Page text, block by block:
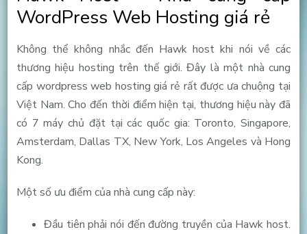
WordPress Web Hosting giá rẻ
Không thể không nhắc đến Hawk host khi nói về các
thương hiệu hosting trên thế giới. Đây là một nhà cung
cấp wordpress web hosting giá rẻ rất được ưa chuộng tại
Việt Nam. Cho đến thời điểm hiện tại, thương hiệu này đã
có 7 máy chủ đặt tại các quốc gia: Toronto, Singapore,
Amsterdam, Dallas TX, New York, Los Angeles và Hong
Kong.
Một số ưu điểm của nhà cung cấp này:
Đầu tiên phải nói đến đường truyền của Hawk host.